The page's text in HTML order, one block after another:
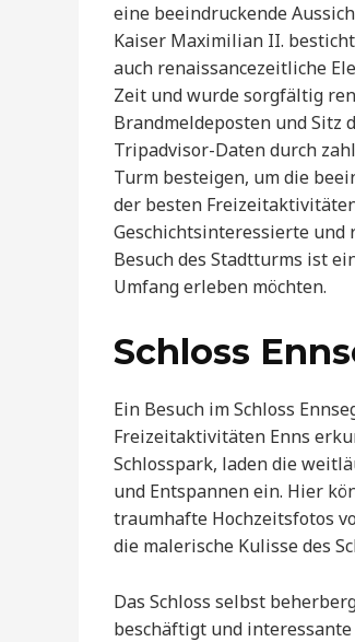
eine beeindruckende
Kaiser Maximilian II.
auch renaissancezeitliche
Zeit und wurde sorgfältig
Brandmeldeposten und Sitz
Tripadvisor-Daten durch
Turm besteigen, um die
der besten
Geschichtsinteressierte und
Besuch des Stadtturms ist
Umfang erleben möchten.
Schloss
Ein Besuch im Schloss
Freizeitaktivitäten Enns
Schlosspark, laden die
und Entspannen ein. Hier
traumhafte Hochzeitsfotos
die malerische Kulisse des
Das Schloss selbst
beschäftigt und